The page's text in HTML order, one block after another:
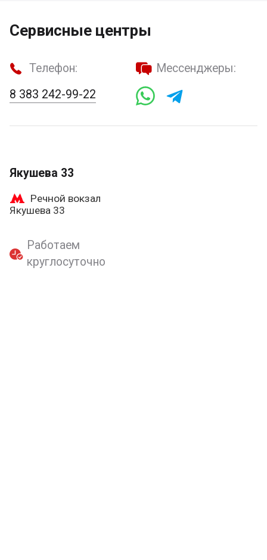
Сервисные центры
Телефон:
8 383 242-99-22
Мессенджеры:
Якушева 33
Речной вокзал
Якушева 33
Работаем
круглосуточно